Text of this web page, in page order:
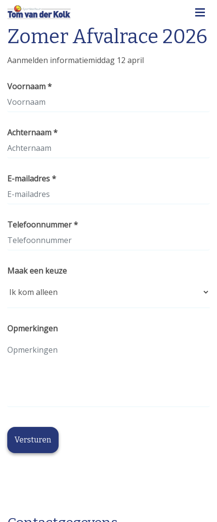
Zomer Afvalrace 2026
Aanmelden informatiemiddag 12 april
Voornaam *
Achternaam *
E-mailadres *
Telefoonnummer *
Maak een keuze
Opmerkingen